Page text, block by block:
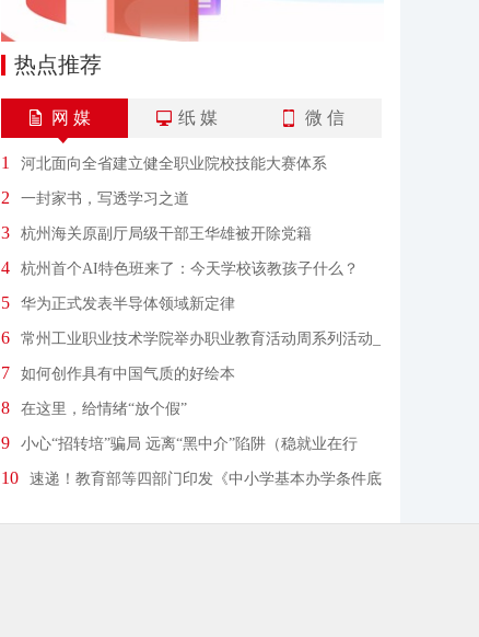
热点推荐
网 媒 纸 媒 微 信
1 河北面向全省建立健全职业院校技能大赛体系
2 一封家书，写透学习之道
3 杭州海关原副厅局级干部王华雄被开除党籍
4 杭州首个AI特色班来了：今天学校该教孩子什么？
5 华为正式发表半导体领域新定律
6
常州工业职业技术学院举办职业教育活动周系列活动_
中国江苏网
7 如何创作具有中国气质的好绘本
8 在这里，给情绪“放个假”
9
小心“招转培”骗局 远离“黑中介”陷阱（稳就业在行
动）
10
速递！教育部等四部门印发《中小学基本办学条件底